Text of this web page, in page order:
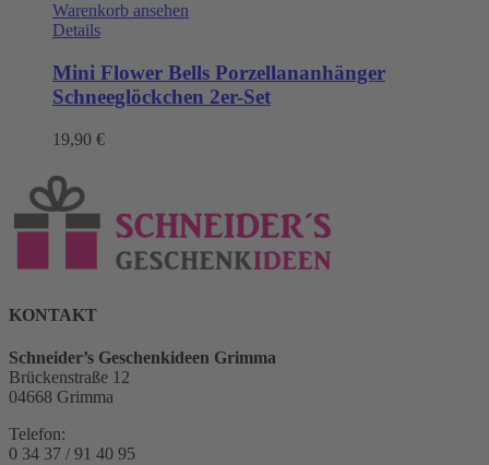
Warenkorb ansehen
Details
Mini Flower Bells Porzellananhänger
Schneeglöckchen 2er-Set
19,90 €
KONTAKT
Schneider’s Geschenkideen Grimma
Brückenstraße 12
04668 Grimma
Telefon:
0 34 37 / 91 40 95